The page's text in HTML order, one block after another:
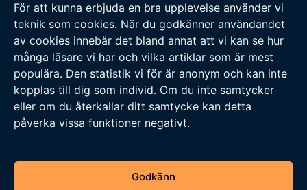
För att kunna erbjuda en bra upplevelse använder vi
teknik som cookies. När du godkänner användandet
av cookies innebär det bland annat att vi kan se hur
många läsare vi har och vilka artiklar som är mest
populära. Den statistik vi för är anonym och kan inte
kopplas till dig som individ. Om du inte samtycker
eller om du återkallar ditt samtycke kan detta
påverka vissa funktioner negativt.
Godkänn
Tipsa oss
Vi tar tacksamt emot tips på nyheter och
händelser som vi borde skriva om. Skicka ditt
tips till följande adress:
tipsa@veckansnyheter.se
https://umebladet.se